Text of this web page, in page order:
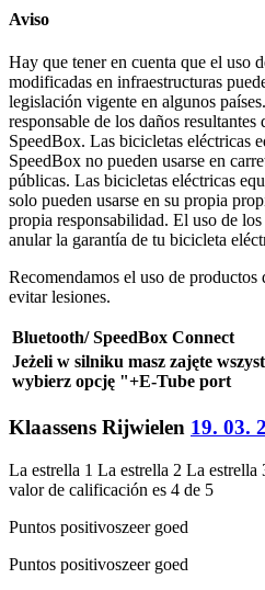
Aviso
Hay que tener en cuenta que el uso
modificadas en infraestructuras
legislación vigente en algunos
responsable de los daños
SpeedBox. Las bicicletas eléctricas
SpeedBox no pueden usarse en
públicas. Las bicicletas eléctricas
solo pueden usarse en su propia
propia responsabilidad. El uso de
anular la garantía de tu bicicleta
Recomendamos el uso de
evitar lesiones.
Bluetooth/ SpeedBox Connect
Jeżeli w silniku masz zajęte
wybierz opcję "+E-Tube port
Klaassens Rijwielen 19. 03.
La estrella 1 La estrella 2 La estrella
valor de calificación es 4 de 5
Puntos positivoszeer goed
Puntos positivoszeer goed